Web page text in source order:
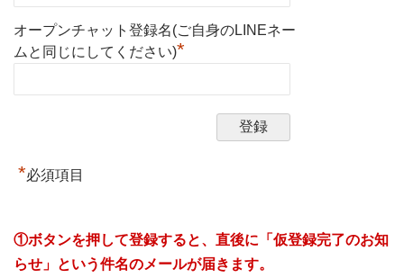
オープンチャット登録名(ご自身のLINEネー
ムと同じにしてください)*
a
t
*必須項目
①ボタンを押して登録すると、直後に「仮登録完了のお知
らせ」という件名のメールが届きます。